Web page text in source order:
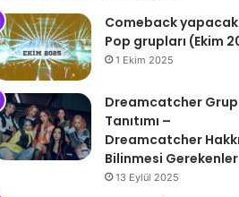
Comeback
Pop grupları (Ekim
1 Ekim 2025
Dreamcatcher Grup
Tanıtımı –
Dreamcatcher
Bilinmesi Gerekenler
13 Eylül 2025